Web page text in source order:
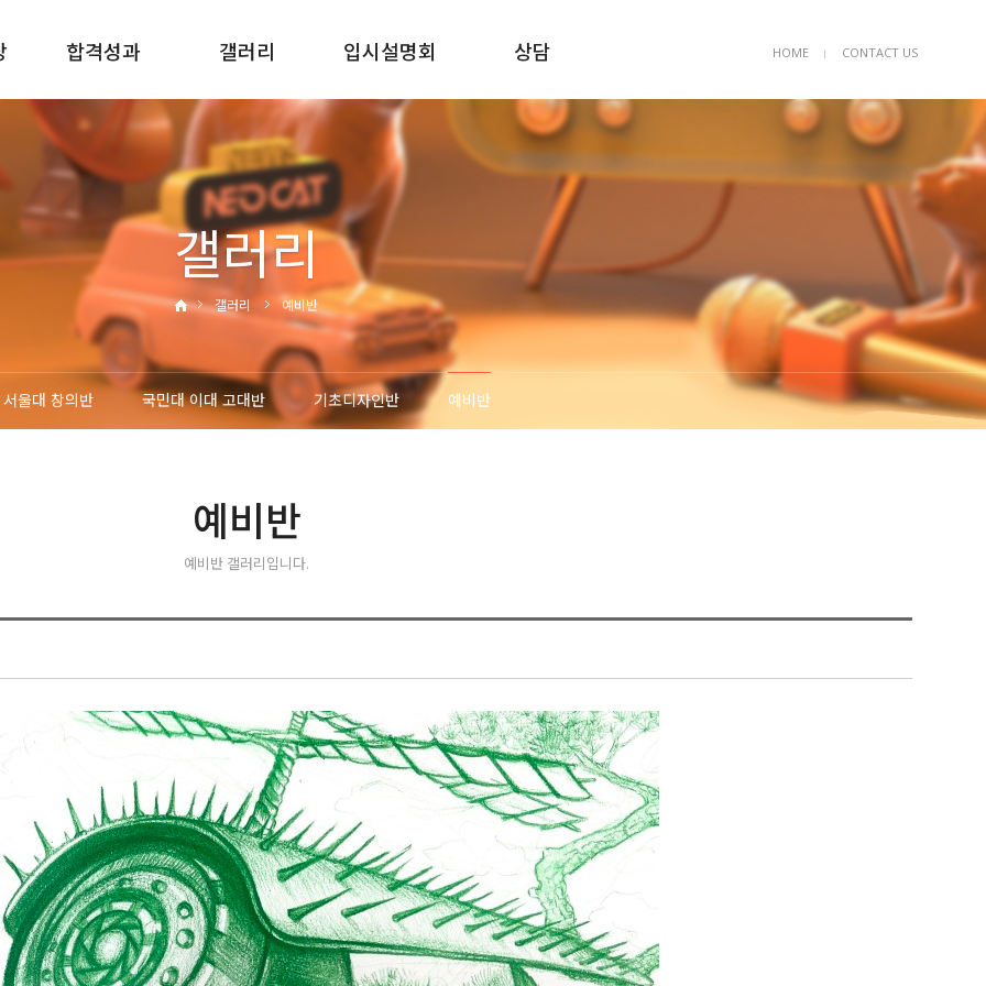
HOME ㅣ CONTACT US
합격성과
2025합격성과
2024합격성과
2022합격성과
갤러리
서울대반
국민대 이대 고대반
기초디자인반
예비반
입시설명회
신입학입시설명회
재원생입시설명회
재원생진학설명회
상담
상담예약
묻고답하기
갤러리
갤러리 예비반
서울대 창의반 국민대 이대 고대반 기초디자인반 예비반
예비반
예비반 갤러리입니다.